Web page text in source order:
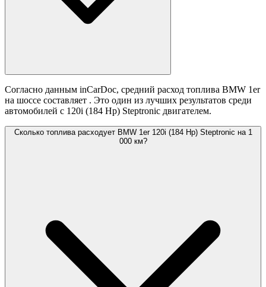
Согласно данным inCarDoc, средний расход топлива BMW 1er
на шоссе составляет . Это один из лучших результатов среди
автомобилей с 120i (184 Hp) Steptronic двигателем.
Сколько топлива расходует BMW 1er 120i (184 Hp) Steptronic на 1
000 км?